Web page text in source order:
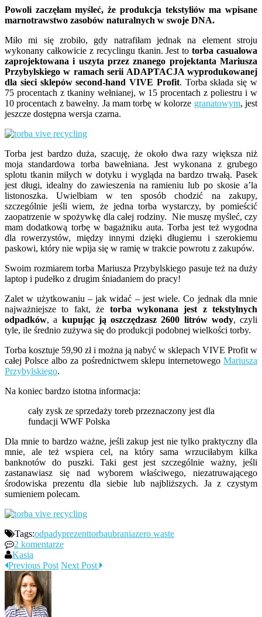
Powoli zaczęłam myśleć, że produkcja tekstyliów ma wpisane
marnotrawstwo zasobów naturalnych w swoje DNA.
Miło mi się zrobiło, gdy natrafiłam jednak na element stroju
wykonany całkowicie z recyclingu tkanin. Jest totorba casualowa
zaprojektowana i uszyta przez znanego projektanta Mariusza
Przybylskiego w ramach serii ADAPTACJA wyprodukowanej
dla sieci sklepów second-hand VIVE Profit. Torba składa się w
75 procentach z tkaniny wełnianej, w 15 procentach z poliestru i w
10 procentach z bawełny. Ja mam torbę w kolorze granatowym, jest
jeszcze dostępna wersja czarna.
Torba jest bardzo duża, szacuję, że około dwa razy większa niż
moja standardowa torba bawełniana. Jest wykonana z grubego
splotu tkanin miłych w dotyku i wygląda na bardzo trwałą. Pasek
jest długi, idealny do zawieszenia na ramieniu lub po skosie a’la
listonoszka. Uwielbiam w ten sposób chodzić na zakupy,
szczególnie jeśli wiem, że jedna torba wystarczy, by pomieścić
zaopatrzenie w spożywkę dla całej rodziny. Nie muszę myśleć, czy
mam dodatkową torbę w bagażniku auta. Torba jest też wygodna
dla rowerzystów, między innymi dzięki długiemu i szerokiemu
paskowi, który nie wpija się w ramię w trakcie powrotu z zakupów.
Swoim rozmiarem torba Mariusza Przybylskiego pasuje też na duży
laptop i pudełko z drugim śniadaniem do pracy!
Zalet w użytkowaniu – jak widać – jest wiele. Co jednak dla mnie
najważniejsze to fakt, że torba wykonana jest z tekstylnych
odpadków, a kupując ją oszczędzasz 2600 litrów wody, czyli
tyle, ile średnio zużywa się do produkcji podobnej wielkości torby.
Torba kosztuje 59,90 zł i można ją nabyć w sklepach VIVE Profit w
całej Polsce albo za pośrednictwem sklepu internetowego Mariusza
Przybylskiego.
Na koniec bardzo istotna informacja:
cały zysk ze sprzedaży toreb przeznaczony jest dla
fundacji WWF Polska
Dla mnie to bardzo ważne, jeśli zakup jest nie tylko praktyczny dla
mnie, ale też wspiera cel, na który sama wrzuciłabym kilka
banknotów do puszki. Taki gest jest szczególnie ważny, jeśli
zastanawiasz się nad wyborem właściwego, niezatruwającego
środowiska prezentu dla siebie lub najbliższych. Ja z czystym
sumieniem polecam.
Tags:odpadyprezenttorbaubraniazero waste
2 komentarze
Kasia
Previous Post Next Post